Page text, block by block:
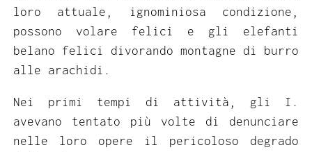
loro attuale, ignominiosa condizione,
possono volare felici e gli elefanti
belano felici divorando montagne di burro
alle arachidi.
Nei primi tempi di attività, gli I.
avevano tentato più volte di denunciare
nelle loro opere il pericoloso degrado